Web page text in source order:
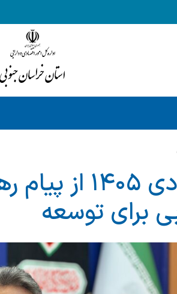
نسخه اقتصادی
برای توسعه